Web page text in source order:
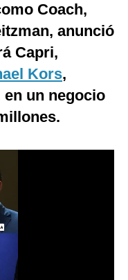
Coach,
anunció
Capri,
Kors,
un negocio